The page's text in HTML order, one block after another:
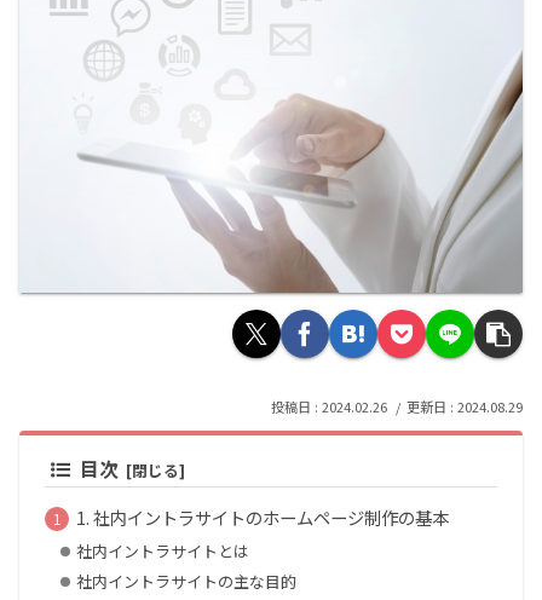
2024.02.26 2024.08.29
目次
1. 社内イントラサイトのホームページ制作の基本
社内イントラサイトとは
社内イントラサイトの主な目的